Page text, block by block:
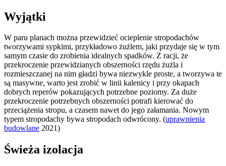
Wyjątki
W paru planach można przewidzieć ocieplenie stropodachów
tworzywami sypkimi, przykładowo żużlem, jaki przydaje się w tym
samym czasie do zrobienia idealnych spadków. Z racji, że
przekroczenie przewidzianych obszerności rzędu żużla i
rozmieszczanej na nim gładzi bywa niezwykle proste, a tworzywa te
są masywne, warto jest zrobić w linii kalenicy i przy okapach
dobrych reperów pokazujących potrzebne poziomy. Za duże
przekroczenie potrzebnych obszerności potrafi kierować do
przeciążenia stropu, a czasem nawet do jego załamania. Nowym
typem stropodachy bywa stropodach odwrócony. (uprawnienia
budowlane 2021)
Świeża izolacja